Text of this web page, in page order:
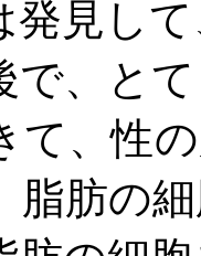
発見し
で、と
て、性
脂肪の